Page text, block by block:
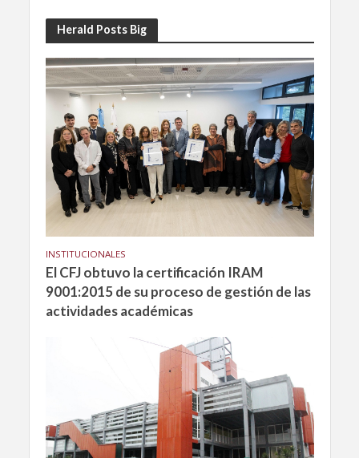
Herald Posts Big
INSTITUCIONALES
El CFJ obtuvo la certificación IRAM
9001:2015 de su proceso de gestión de las
actividades académicas